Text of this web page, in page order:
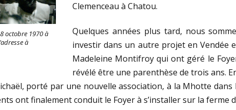
octobre 1970 à
à
Clemenceau à Chatou.
Quelques années plus tard, nous
investir dans un autre projet en Vendée
Madeleine Montifroy qui ont géré le
révélé être une parenthèse de trois ans.
porté par une nouvelle association, à la Mhotte dans
ont finalement conduit le Foyer à s’installer sur la ferme